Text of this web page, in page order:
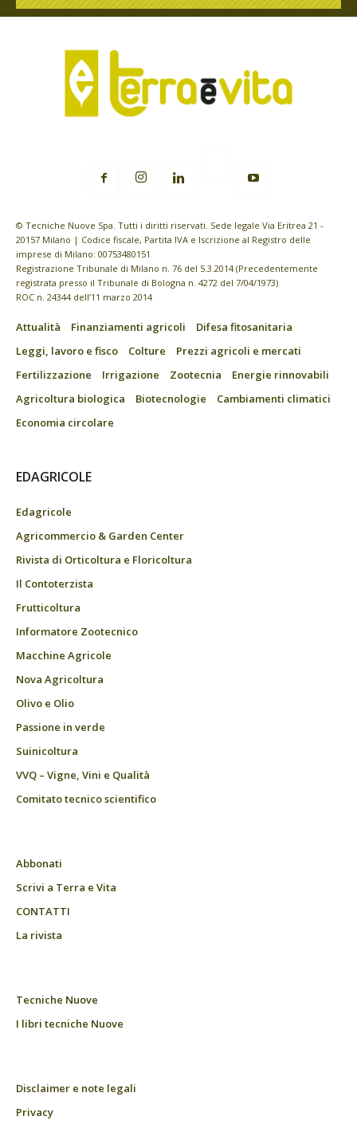
© Tecniche Nuove Spa. Tutti i diritti riservati. Sede legale Via Eritrea 21 -
20157 Milano | Codice fiscale, Partita IVA e Iscrizione al Registro delle
imprese di Milano: 00753480151
Registrazione Tribunale di Milano n. 76 del 5.3.2014 (Precedentemente
registrata presso il Tribunale di Bologna n. 4272 del 7/04/1973)
ROC n. 24344 dell’11 marzo 2014
Attualità Finanziamenti agricoli
Difesa fitosanitaria
Leggi, lavoro e fisco
Colture
Prezzi agricoli e mercati
Fertilizzazione
Irrigazione Zootecnia
Energie rinnovabili
Agricoltura biologica
Biotecnologie
Cambiamenti climatici
Economia circolare
EDAGRICOLE
Edagricole
Agricommercio & Garden Center
Rivista di Orticoltura e Floricoltura
Il Contoterzista
Frutticoltura
Informatore Zootecnico
Macchine Agricole
Nova Agricoltura
Olivo e Olio
Passione in verde
Suinicoltura
VVQ – Vigne, Vini e Qualità
Comitato tecnico scientifico
Abbonati
Scrivi a Terra e Vita
CONTATTI
La rivista
Tecniche Nuove
I libri tecniche Nuove
Disclaimer e note legali
Privacy